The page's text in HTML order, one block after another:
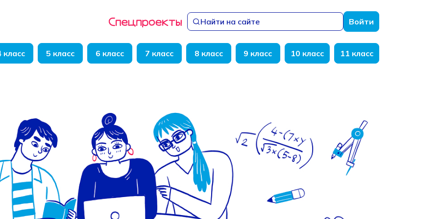
Найти на сайте Войти
класс 5 класс 6 класс 7 класс 8 класс 9 класс 10 класс 11 класс